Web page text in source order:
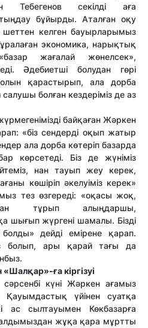
Тебегенов секілді аға
бұйырды. Аталған оқу
шеттен келген бауырларымыз
экономика, нарықтық
жағалай жөнелсек»,
Әдебиетші болудан гөрі
қарастырып, ала дорба
болған кездеріміз де аз
байқаған Жәркен
«біз сендерді оқып жатыр
ала дорба көтеріп базарда
көрсетеді. Біз де жүніміз
нан тауып жеу керек,
көшіріп әкелуіміз керек»
тез өзгереді: «оқасы жоқ,
тұрып алыңдаршы,
шығып жүргені шамалы. Бізді
дейді емірене қарап.
болып, ары қарай тағы да
ға кіргізуі
күні Жәркен ағамыз
Қауымдастық үйінен суатқа
ас сылтауымен Көкбазарға
жұқа қара мұртты